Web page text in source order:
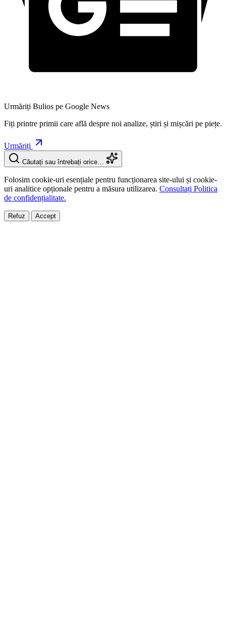
Urmăriți Bulios pe Google News
Fiți printre primii care află despre noi analize, știri și mișcări pe piețe.
Urmăriți
Căutați sau întrebați orice…
Folosim cookie-uri esențiale pentru funcționarea site-ului și cookie-
uri analitice opționale pentru a măsura utilizarea. Consultați Politica
de confidențialitate.
Refuz Accept